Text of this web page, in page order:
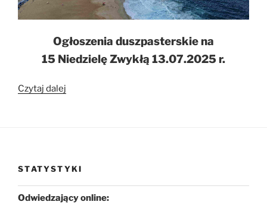
Ogłoszenia duszpasterskie na
15 Niedzielę Zwykłą 13.07.2025 r.
Czytaj dalej
13.07.2025
r.”
STATYSTYKI
Odwiedzający online: